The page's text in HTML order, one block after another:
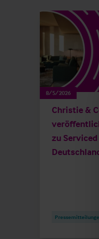
8/5/2026
Christie &
zu